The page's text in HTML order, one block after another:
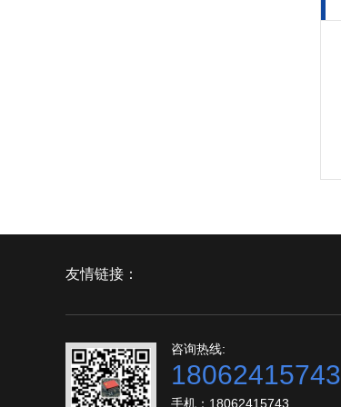
友情链接：
咨询热线:
18062415743
手机：18062415743